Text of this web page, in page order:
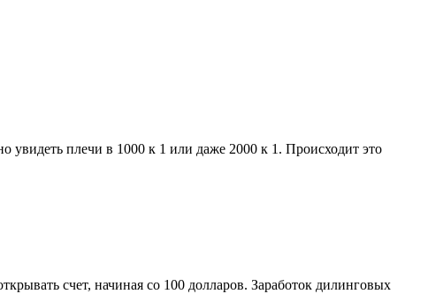
увидеть плечи в 1000 к 1 или даже 2000 к 1. Происходит это
счет, начиная со 100 долларов. Заработок дилинговых